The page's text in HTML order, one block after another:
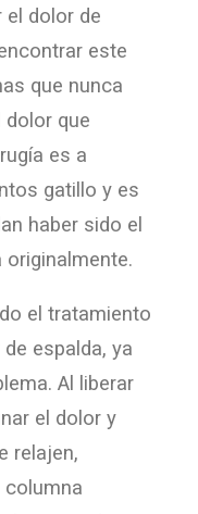
el dolor de
este
que nunca
dolor que
es a
gatillo y es
haber sido el
el tratamiento
espalda, ya
Al liberar
el dolor y
relajen,
columna